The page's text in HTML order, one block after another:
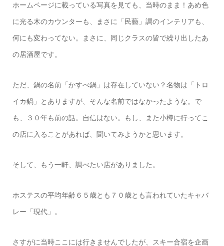
ホームページに載っている写真を見ても、当時のまま！あめ色
に光る木のカウンターも、まさに「民藝」調のインテリアも、
何にも変わってない。まさに、同じクラスの皆で繰り出したあ
の居酒屋です。
ただ、鍋の名前「かすべ鍋」は存在していない？名物は「トロ
イカ鍋」とありますが、そんな名前ではなかったような。で
も、３０年も前の話。自信はない。もし、また小樽に行ってこ
の店に入ることがあれば、聞いてみようかと思います。
そして、もう一軒、調べたい店がありました。
ホステスの平均年齢６５歳とも７０歳とも言われていたキャバ
レー「現代」。
さすがに当時ここには行きませんでしたが、スキー合宿を企画